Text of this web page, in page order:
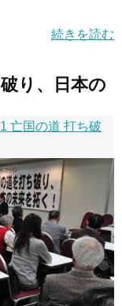
続きを読む
り、日本の
亡国の道 打ち破